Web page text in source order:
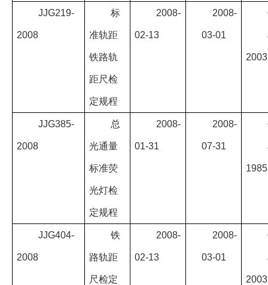
JJG219-
2008
标
准轨距
铁路轨
距尺检
定规程
2008-
02-13
2008-
03-01
2003
JJG385-
2008
总
光通量
标准荧
光灯检
定规程
2008-
01-31
2008-
07-31
1985
JJG404-
2008
铁
路轨距
尺检定
2008-
02-13
2008-
03-01
2003